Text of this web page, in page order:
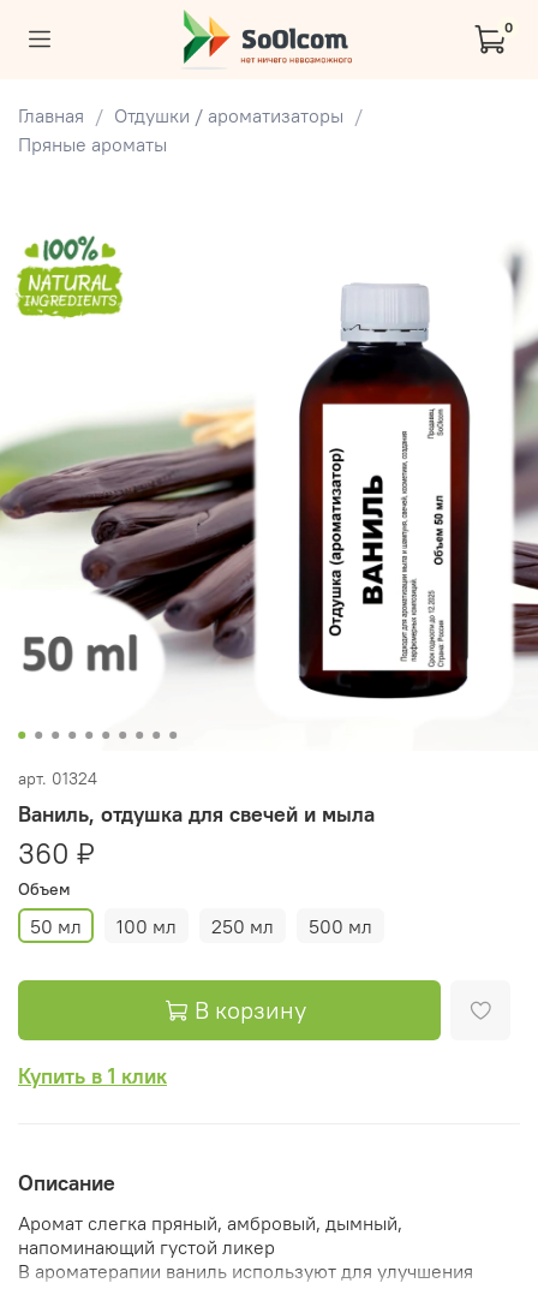
0
Главная
Отдушки / ароматизаторы
Пряные ароматы
арт. 01324
Ваниль, отдушка для свечей и мыла
360 ₽
Объем
50 мл 100 мл 250 мл 500 мл
В корзину
Купить в 1 клик
Описание
Аромат слегка пряный, амбровый, дымный,
напоминающий густой ликер
В ароматерапии ваниль используют для улучшения